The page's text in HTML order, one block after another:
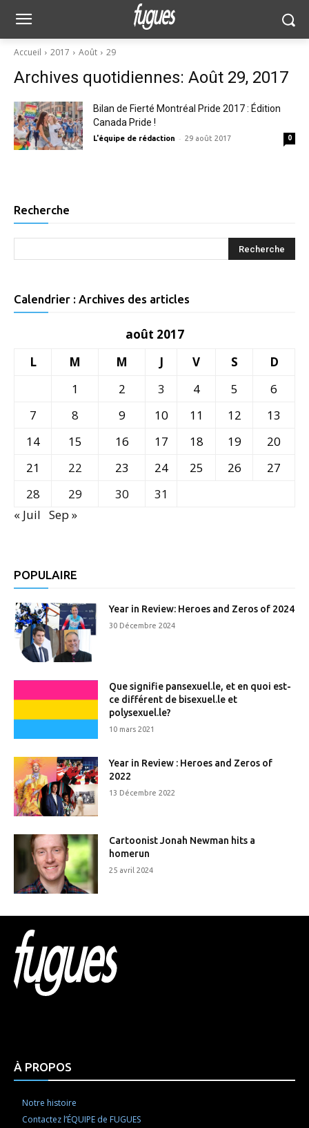
Accueil 2017 Août 29
Archives quotidiennes: Août 29, 2017
Bilan de Fierté Montréal Pride 2017 : Édition
Canada Pride !
L'équipe de rédaction - 29 août 2017 0
Recherche
Calendrier : Archives des articles
août 2017
L
M M J V S
D
1
2 3 4 5
6
7
8 9 10 11 12
13
14
15 16 17 18 19
20
21
22 23 24 25 26
27
28
29 30
31
« Juil Sep »
POPULAIRE
Year in Review: Heroes and Zeros of 2024
30 Décembre 2024
Que signifie pansexuel.le, et en quoi est-
ce différent de bisexuel.le et
polysexuel.le?
10 mars 2021
Year in Review : Heroes and Zeros of
2022
13 Décembre 2022
Cartoonist Jonah Newman hits a
homerun
25 avril 2024
À PROPOS
Notre histoire
Contactez l’ÉQUIPE de FUGUES